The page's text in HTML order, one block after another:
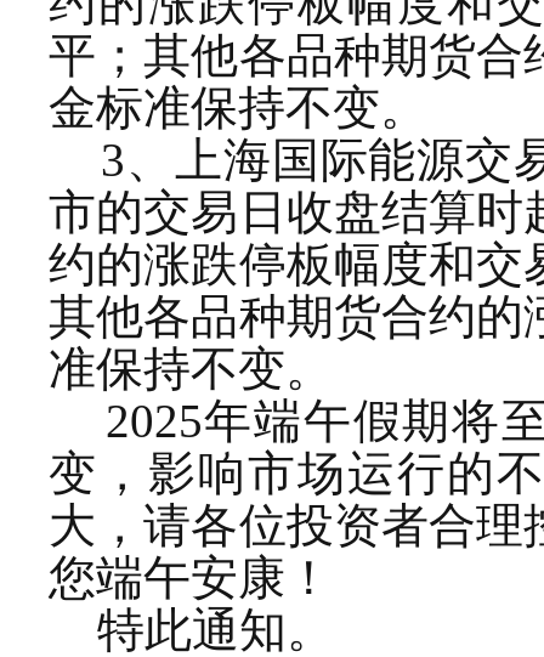
平；其他各品种期货
金标准保持不变。
3、上海国际能源交
市的交易日收盘结算
约的涨跌停板幅度和
其他各品种期货合约
准保持不变。
2025年端午假期将
变，影响市场运行的
大，请各位投资者合
您端午安康！
特此通知。